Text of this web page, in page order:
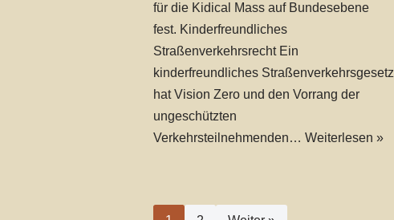
für die Kidical Mass auf Bundesebene
fest. Kinderfreundliches
Straßenverkehrsrecht Ein
kinderfreundliches Straßenverkehrsgesetz
hat Vision Zero und den Vorrang der
ungeschützten
Verkehrsteilnehmenden… Weiterlesen »